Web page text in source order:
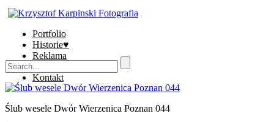
Portfolio
Historie♥
Reklama
Sklep
Kontakt
Ślub wesele Dwór Wierzenica Poznan 044